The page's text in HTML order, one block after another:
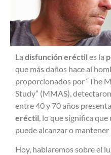
La disfunción eréctil es la
que más daños hace al
proporcionados por “The
Study” (MMAS),
entre 40 y 70 años
eréctil, lo que significa
puede alcanzar o
Hoy, hablaremos sobre el